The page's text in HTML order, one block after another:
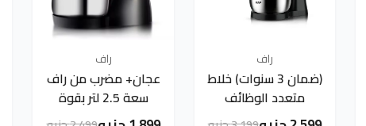
راف
(ضمان 3 سنوات) خلاط
متعدد الوظائف
محمول من طراز RAF
راف
عجان+ مضرب من راف
سعة 2.5 لتر بقوة
1000 وات (ضمان 3